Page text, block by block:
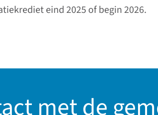
eind 2025 of begin 2026.
met de